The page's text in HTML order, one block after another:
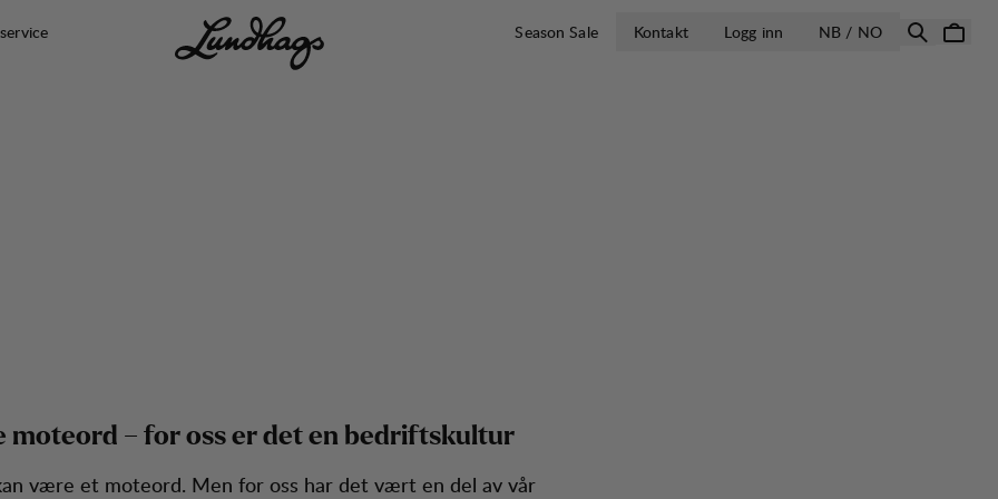
Season Sale Kontakt Logg inn NB / NOÅPNE VELG
moteord – for oss er det en bedriftskultur
være et moteord. Men for oss har det vært en del av vår